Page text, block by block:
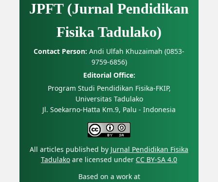
JPFT (Jurnal Pendidikan
Fisika Tadulako)
Contact Person: Andi Ulfah Khuzaimah (0853-
9759-6856)
Editorial Office:
Program Studi Pendidikan Fisika-FKIP,
Universitas Tadulako
Jl. Soekarno-Hatta Km.9, Palu - Indonesia
All articles published by Jurnal Pendidikan Fisika
Tadulako are licensed under CC BY-SA 4.0
Based on a work at